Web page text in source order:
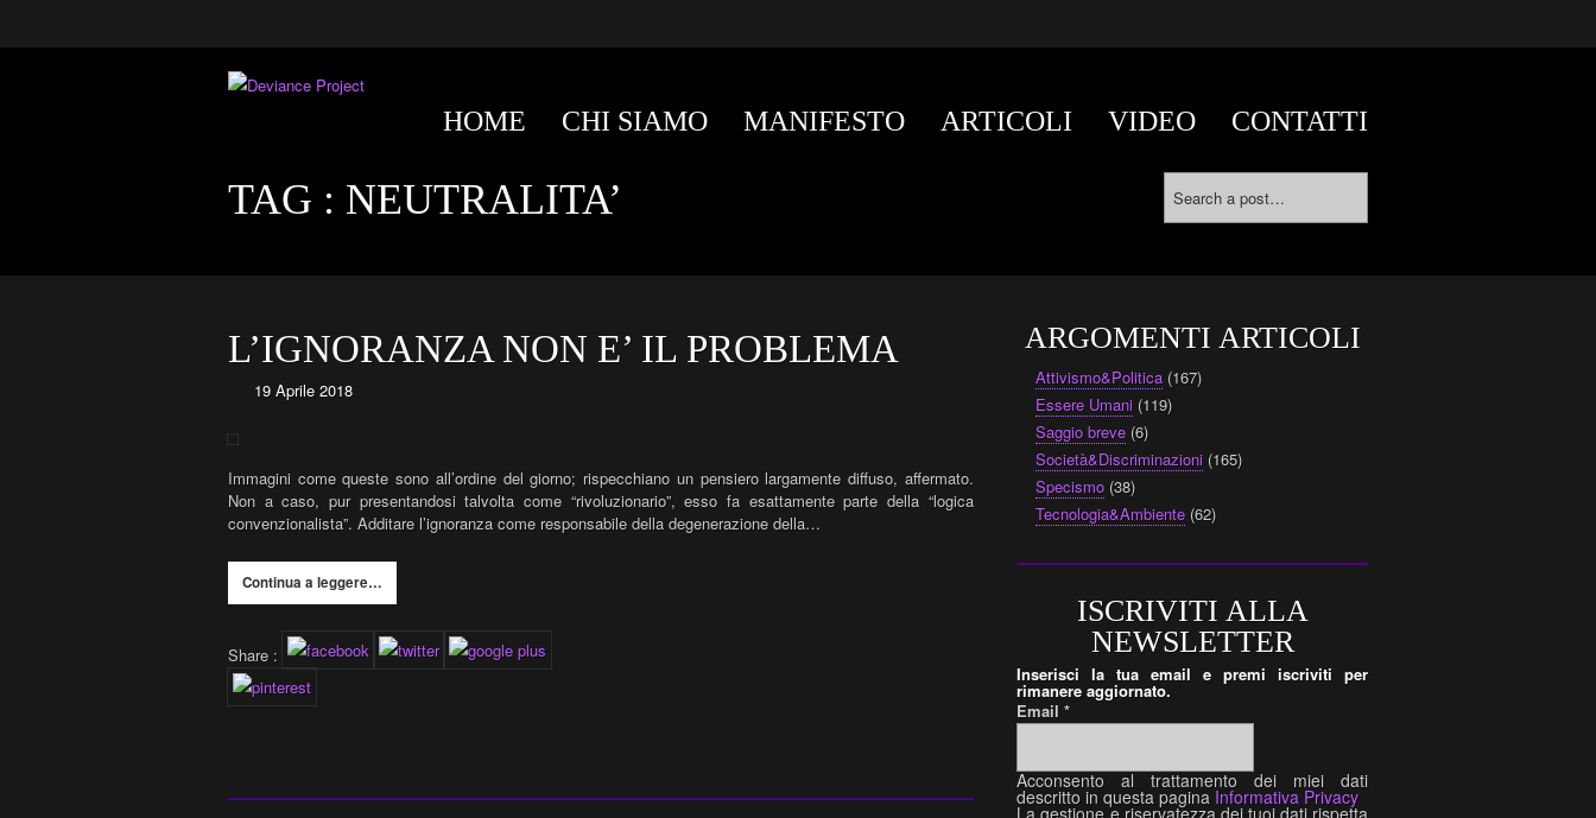
HOME CHI SIAMO MANIFESTO ARTICOLI VIDEO CONTATTI
TAG : NEUTRALITA’
L’IGNORANZA NON E’ IL PROBLEMA
19 Aprile 2018
Immagini come queste sono all’ordine del giorno; rispecchiano un pensiero largamente diffuso, affermato.
Non a caso, pur presentandosi talvolta come “rivoluzionario”, esso fa esattamente parte della “logica
convenzionalista”. Additare l’ignoranza come responsabile della degenerazione della…
Continua a leggere…
Share :
ARGOMENTI ARTICOLI
Attivismo&Politica (167)
Essere Umani (119)
Saggio breve (6)
Società&Discriminazioni (165)
Specismo (38)
Tecnologia&Ambiente (62)
ISCRIVITI ALLA
NEWSLETTER
Inserisci la tua email e premi iscriviti per
rimanere aggiornato.
Email*
Acconsento al trattamento dei miei dati
descritto in questa pagina Informativa Privacy
La gestione e riservatezza dei tuoi dati rispetta